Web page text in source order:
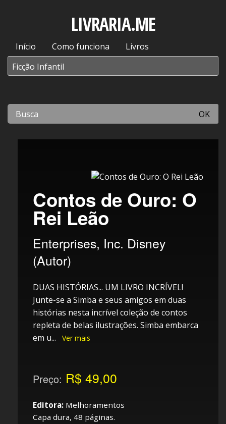
LIVRARIA.ME
Início Como funciona Livros
OK
Contos de Ouro: O
Rei Leão
Enterprises, Inc. Disney
(Autor)
DUAS HISTÓRIAS... UM LIVRO INCRÍVEL!
Junte-se a Simba e seus amigos em duas
histórias nesta incrível coleção de contos
repleta de belas ilustrações. Simba embarca
em u... Ver mais
Preço: R$ 49,00
Editora: Melhoramentos
Capa dura, 48 páginas.